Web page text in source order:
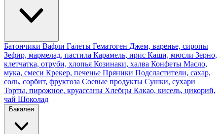
Батончики Вафли Галеты Гематоген Джем, варенье, сиропы
Зефир, мармелад, пастила Карамель, ирис Каши, мюсли Зерно,
клетчатка, отруби, хлопья Козинаки, халва Конфеты Масло,
мука, смеси Крекер, печенье Пряники Подсластители, сахар,
соль, сорбит, фруктоза Соевые продукты Сушки, сухари
Торты, пирожное, круассаны Хлебцы Какао, кисель, цикорий,
чай Шоколад
Бакалея